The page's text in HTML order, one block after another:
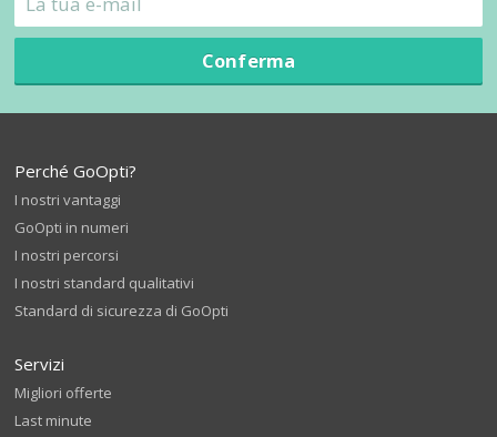
Conferma
Perché GoOpti?
I nostri vantaggi
GoOpti in numeri
I nostri percorsi
I nostri standard qualitativi
Standard di sicurezza di GoOpti
Servizi
Migliori offerte
Last minute